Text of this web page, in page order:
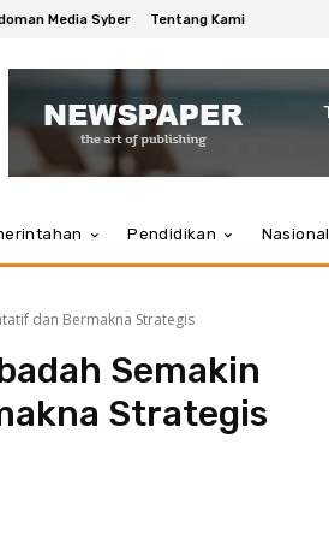
Media Syber Tentang Kami
Pendidikan Nasional
dan Bermakna Strategis
Semakin
Strategis